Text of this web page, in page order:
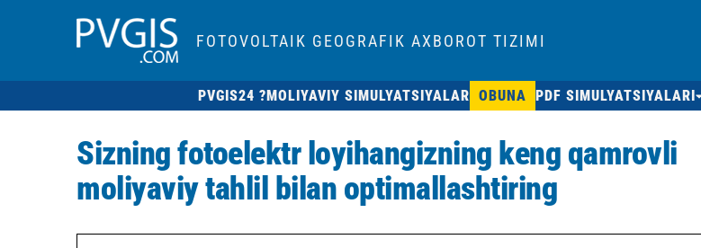
FOTOVOLTAIK GEOGRAFIK AXBOROT TIZIMI
PVGIS24 ?MOLIYAVIY SIMULYATSIYALAR OBUNA PDF SIMULYATSIYALARI
Sizning fotoelektr loyihangizning keng qamrovli
moliyaviy tahlil bilan optimallashtiring